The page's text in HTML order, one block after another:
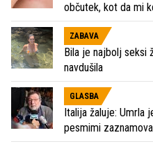
občutek, kot da mi
ZABAVA
Bila je najbolj seksi
navdušila
GLASBA
Italija žaluje: Umrla
pesmimi